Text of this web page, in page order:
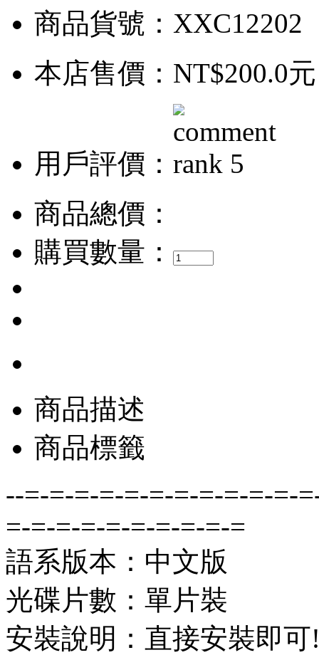
商品貨號：XXC12202
本店售價： NT$200.0元
用戶評價：
商品總價：
購買數量：
商品描述
商品標籤
--=-=-=-=-=-=-=-=-=-=-=-
=-=-=-=-=-=-=-=-=-=
語系版本：中文版
光碟片數：單片裝
安裝說明：直接安裝即可